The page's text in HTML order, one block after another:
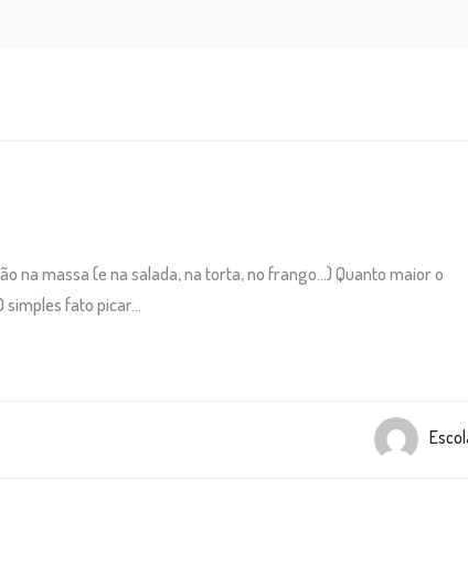
na massa (e na salada, na torta, no frango…) Quanto maior o
fato picar...